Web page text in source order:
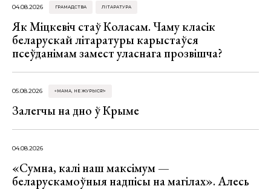
04.08.2026 ГРАМАДСТВА ЛІТАРАТУРА
Як Міцкевіч стаў Коласам. Чаму класік
беларускай літаратуры карыстаўся
псеўданімам замест уласнага прозвішча?
05.08.2026 «МАМА, НЕ ЖУРЫСЯ!»
Залегчы на дно ў Крыме
04.08.2026
«Сумна, калі наш максімум —
беларускамоўныя надпісы на магілах». Алесь